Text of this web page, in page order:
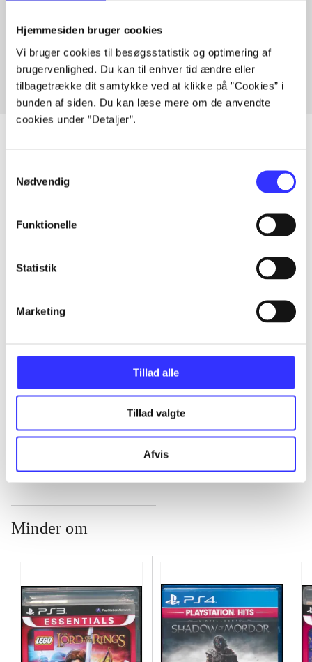
Hjemmesiden bruger cookies
Vi bruger cookies til besøgsstatistik og optimering af
brugervenlighed. Du kan til enhver tid ændre eller
tilbagetrække dit samtykke ved at klikke på ”Cookies” i
bunden af siden. Du kan læse mere om de anvendte
cookies under ”Detaljer”.
Nødvendig
Funktionelle
Statistik
Marketing
Tillad alle
Tillad valgte
Afvis
Artikler med samme emner
Artikler
Minder om